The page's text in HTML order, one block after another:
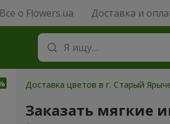
Все о Flowers.ua Доставка и
Доставка цветов в г. Старый
Заказать мягкие